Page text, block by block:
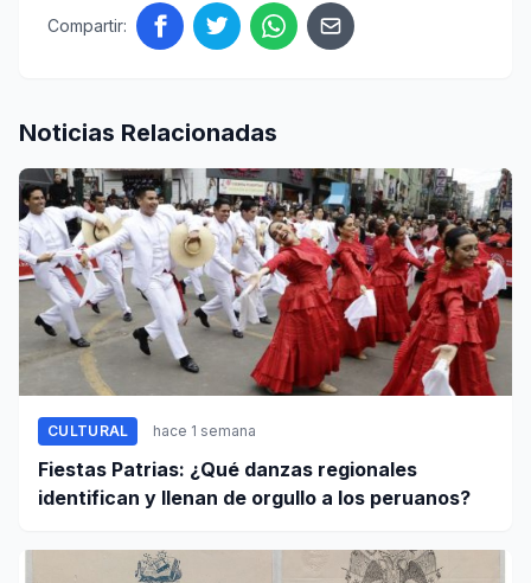
Compartir:
Noticias Relacionadas
CULTURAL hace 1 semana
Fiestas Patrias: ¿Qué danzas regionales
identifican y llenan de orgullo a los peruanos?